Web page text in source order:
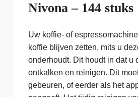
Nivona – 144 stuks
Uw koffie- of
koffie blijven zetten, mits u
onderhoudt. Dit houdt in dat u
ontkalken en reinigen. Dit
gebeuren, of eerder als het